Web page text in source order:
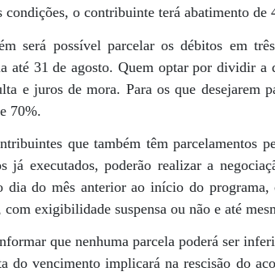
condições, o contribuinte terá abatimento de
será possível parcelar os débitos em
até 31 de agosto. Quem optar por dividir a
e juros de mora. Para os que desejarem
70%.
que também têm parcelamentos
já executados, poderão realizar a
dia do mês anterior ao início do
exigibilidade suspensa ou não e até
que nenhuma parcela poderá ser
do vencimento implicará na rescisão do